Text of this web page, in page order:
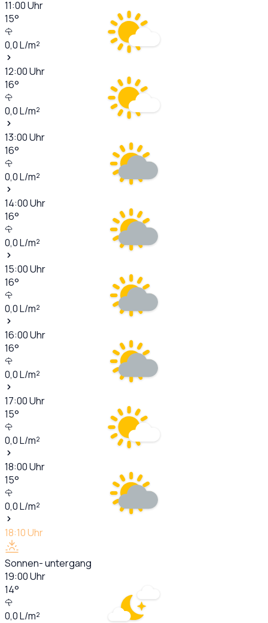
11:00Uhr
15°
0,0L/m²
12:00Uhr
16°
0,0L/m²
13:00Uhr
16°
0,0L/m²
14:00Uhr
16°
0,0L/m²
15:00Uhr
16°
0,0L/m²
16:00Uhr
16°
0,0L/m²
17:00Uhr
15°
0,0L/m²
18:00Uhr
15°
0,0L/m²
18:10Uhr
Sonnen- untergang
19:00Uhr
14°
0,0L/m²